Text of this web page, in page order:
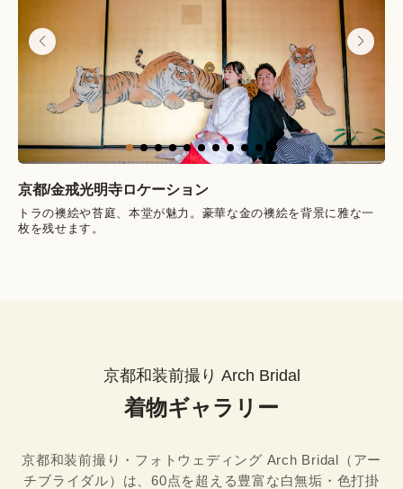
京都/金戒光明寺ロケーション
トラの襖絵や苔庭、本堂が魅力。豪華な金の襖絵を背景に雅な一
枚を残せます。
京都和装前撮り Arch Bridal
着物ギャラリー
京都和装前撮り・フォトウェディング Arch Bridal（アー
チブライダル）は、60点を超える豊富な白無垢・色打掛